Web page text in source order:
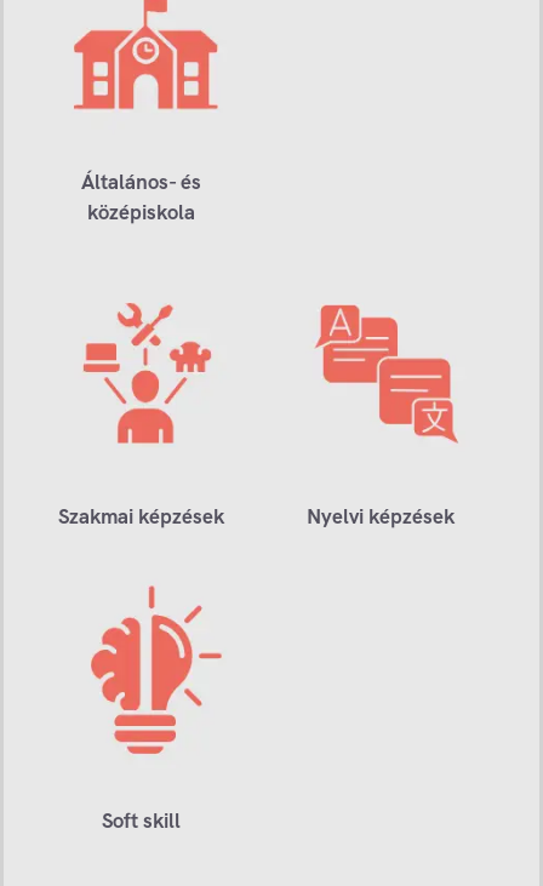
Általános- és
középiskola
Szakmai képzések Nyelvi képzések
Soft skill